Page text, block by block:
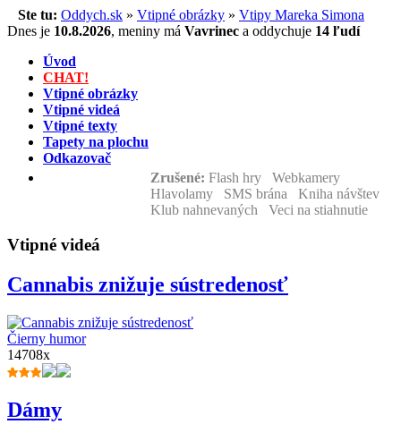
Ste tu: Oddych.sk » Vtipné obrázky » Vtipy Mareka Simona
Dnes je 10.8.2026, meniny má Vavrinec a oddychuje 14 ľudí
Úvod
CHAT!
Vtipné obrázky
Vtipné videá
Vtipné texty
Tapety na plochu
Odkazovač
Zrušené: Flash hry Webkamery
Hlavolamy SMS brána Kniha návštev
Klub nahnevaných Veci na stiahnutie
Vtipné videá
Cannabis znižuje sústredenosť
Čierny humor
14708x
Dámy